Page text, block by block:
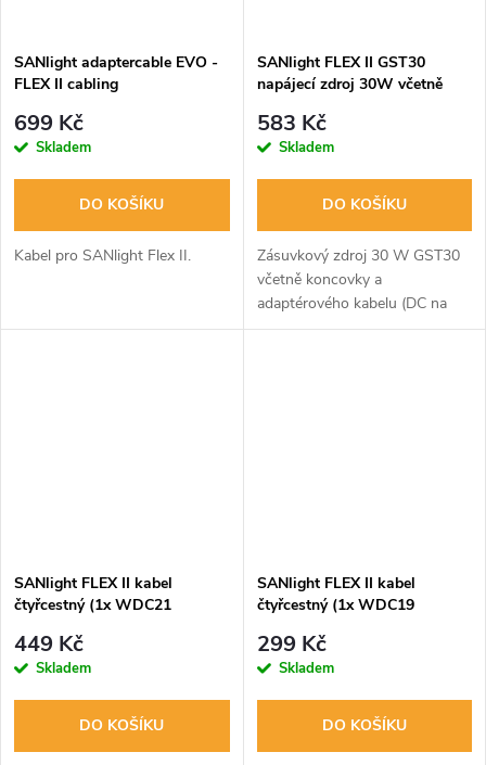
SANlight adaptercable EVO -
FLEX II cabling
699 Kč
Skladem
DO KOŠÍKU
Kabel pro SANlight Flex II.
SANlight FLEX II GST30
napájecí zdroj 30W včetně
583 Kč
Skladem
DO KOŠÍKU
Zásuvkový zdroj 30 W GST30
včetně koncovky a
adaptérového kabelu (DC na
WDC19). Vhodný pro 1x
SANlight FLEX II kabel
čtyřcestný (1x WDC21
449 Kč
Skladem
DO KOŠÍKU
SANlight FLEX II kabel
čtyřcestný (1x WDC19
299 Kč
Skladem
DO KOŠÍKU